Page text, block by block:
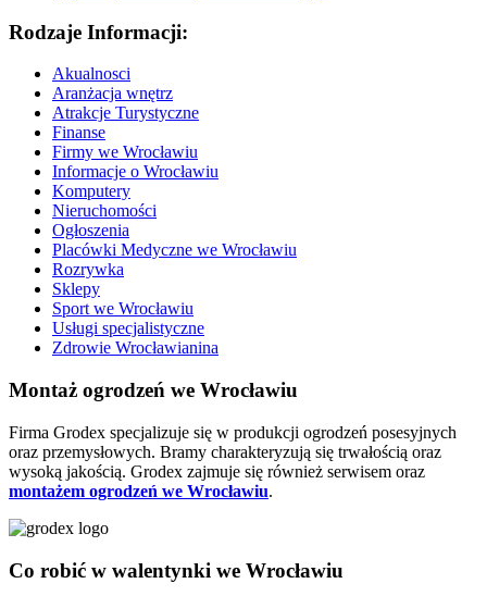
Rodzaje Informacji:
Akualnosci
Aranżacja wnętrz
Atrakcje Turystyczne
Finanse
Firmy we Wrocławiu
Informacje o Wrocławiu
Komputery
Nieruchomości
Ogłoszenia
Placówki Medyczne we Wrocławiu
Rozrywka
Sklepy
Sport we Wrocławiu
Usługi specjalistyczne
Zdrowie Wrocławianina
Montaż ogrodzeń we Wrocławiu
Firma Grodex specjalizuje się w produkcji ogrodzeń posesyjnych
oraz przemysłowych. Bramy charakteryzują się trwałością oraz
wysoką jakością. Grodex zajmuje się również serwisem oraz
montażem ogrodzeń we Wrocławiu.
Co robić w walentynki we Wrocławiu